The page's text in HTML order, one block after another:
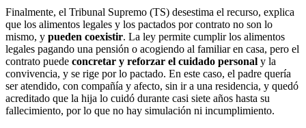
Finalmente, el Tribunal Supremo (TS) desestima el recurso, explica
que los alimentos legales y los pactados por contrato no son lo
mismo, y pueden coexistir. La ley permite cumplir los alimentos
legales pagando una pensión o acogiendo al familiar en casa, pero el
contrato puede concretar y reforzar el cuidado personal y la
convivencia, y se rige por lo pactado. En este caso, el padre quería
ser atendido, con compañía y afecto, sin ir a una residencia, y quedó
acreditado que la hija lo cuidó durante casi siete años hasta su
fallecimiento, por lo que no hay simulación ni incumplimiento.